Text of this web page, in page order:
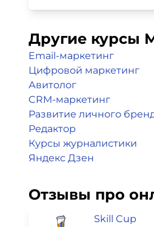
Другие курсы
Email-маркетинг
Цифровой маркетинг
Авитолог
CRM-маркетинг
Развитие личного
Редактор
Курсы журналистики
Яндекс Дзен
Отзывы про
Skill Cup